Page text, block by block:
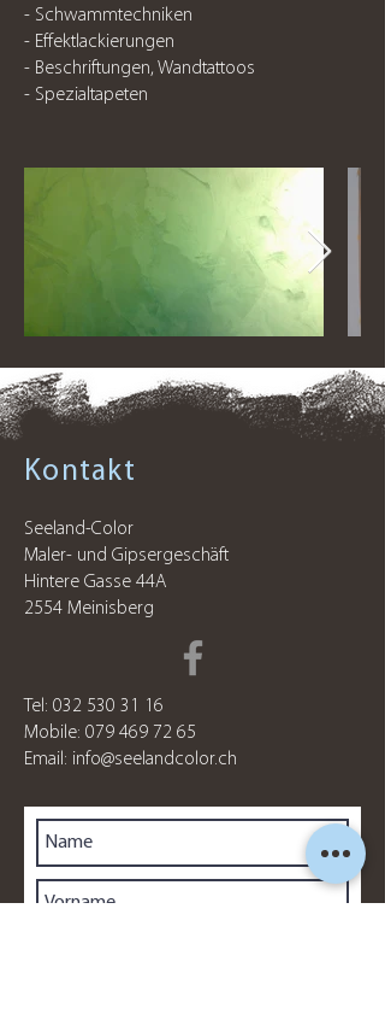
- Schwammtechniken
- Effektlackierungen
- Beschriftungen, Wandtattoos
- Spezialtapeten
Kontakt
Seeland-Color
Maler- und Gipsergeschäft
Hintere Gasse 44A
2554 Meinisberg
Tel: 032 530 31 16
Mobile: 079 469 72 65
Email: info@seelandcolor.ch